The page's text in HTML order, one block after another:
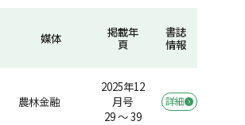
媒体
掲載年
頁
書誌
情報
農林金融
2025年12
月号
29 ～ 39
詳細